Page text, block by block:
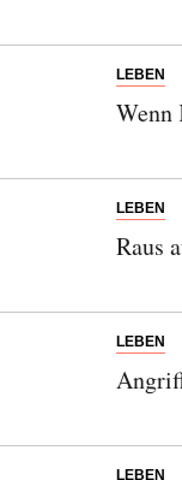
LEBEN
Wenn
LEBEN
Raus
LEBEN
LEBEN
neuen
zur